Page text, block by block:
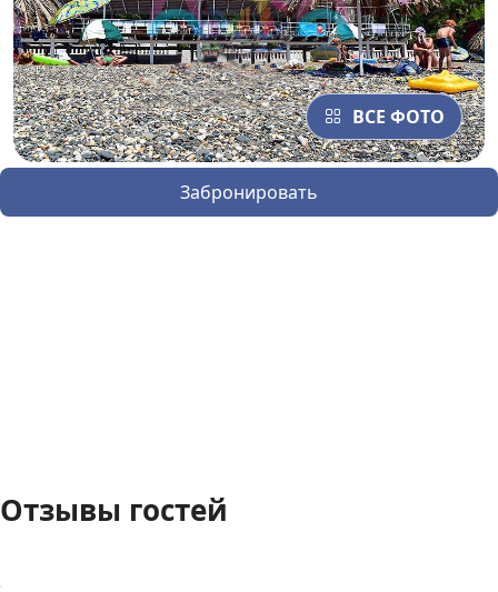
ВСЕ ФОТО
Забронировать
Отзывы гостей